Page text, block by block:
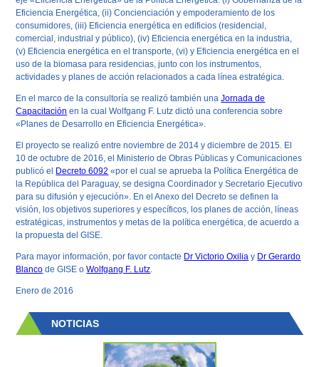
Eficiencia Energética, (ii) Concienciación y empoderamiento de los
consumidores, (iii) Eficiencia energética en edificios (residencial,
comercial, industrial y público), (iv) Eficiencia energética en la industria,
(v) Eficiencia energética en el transporte, (vi) y Eficiencia energética en el
uso de la biomasa para residencias, junto con los instrumentos,
actividades y planes de acción relacionados a cada línea estratégica.
En el marco de la consultoría se realizó también unaJornada de
Capacitación en la cual Wolfgang F. Lutz dictó una conferencia sobre
«Planes de Desarrollo en Eficiencia Energética».
El proyecto se realizó entre noviembre de 2014 y diciembre de 2015. El
10 de octubre de 2016, el Ministerio de Obras Públicas y Comunicaciones
publicó el
Decreto 6092 «por el cual se aprueba la Política Energética de
la República del Paraguay, se designa Coordinador y Secretario Ejecutivo
para su difusión y ejecución». En el Anexo del Decreto se definen la
visión, los objetivos superiores y específicos, los planes de acción, líneas
estratégicas, instrumentos y metas de la política energética, de acuerdo a
la propuesta del GISE.
Para mayor información, por favor contacte Dr Victorio Oxilia y Dr Gerardo
Blanco de GISE oWolfgang F. Lutz.
Enero de 2016
NOTICIAS